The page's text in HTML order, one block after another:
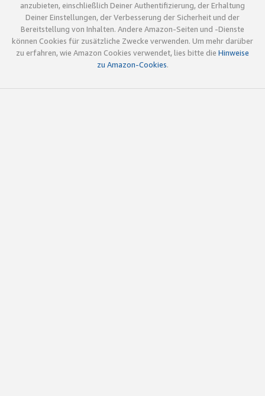
anzubieten, einschließlich Deiner Authentifizierung, der Erhaltung
Deiner Einstellungen, der Verbesserung der Sicherheit und der
Bereitstellung von Inhalten. Andere Amazon-Seiten und -Dienste
können Cookies für zusätzliche Zwecke verwenden. Um mehr darüber
zu erfahren, wie Amazon Cookies verwendet, lies bitte die Hinweise
zu Amazon-Cookies.